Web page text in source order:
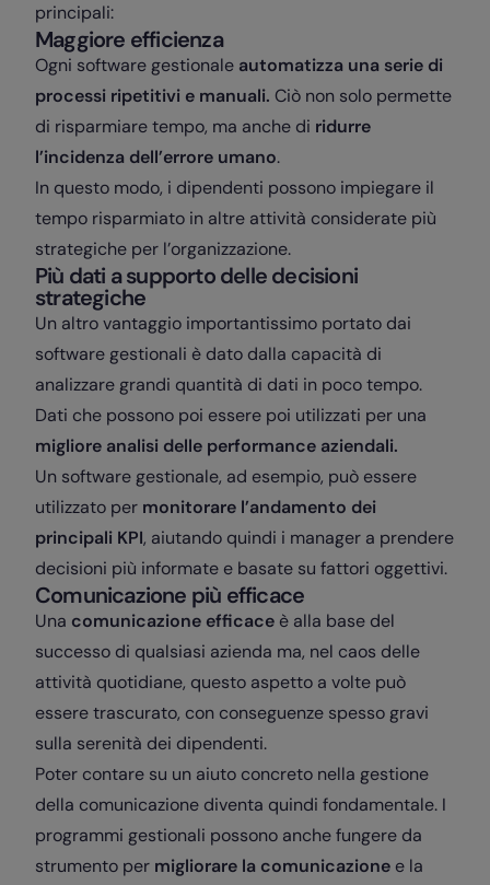
principali:
Maggiore efficienza
Ogni software gestionale automatizza una serie di
processi ripetitivi e manuali. Ciò non solo permette
di risparmiare tempo, ma anche di ridurre
l’incidenza dell’errore umano.
In questo modo, i dipendenti possono impiegare il
tempo risparmiato in altre attività considerate più
strategiche per l’organizzazione.
Più dati a supporto delle decisioni
strategiche
Un altro vantaggio importantissimo portato dai
software gestionali è dato dalla capacità di
analizzare grandi quantità di dati in poco tempo.
Dati che possono poi essere poi utilizzati per una
migliore analisi delle performance aziendali.
Un software gestionale, ad esempio, può essere
utilizzato per monitorare l’andamento dei
principali KPI, aiutando quindi i manager a prendere
decisioni più informate e basate su fattori oggettivi.
Comunicazione più efficace
Una comunicazione efficace è alla base del
successo di qualsiasi azienda ma, nel caos delle
attività quotidiane, questo aspetto a volte può
essere trascurato, con conseguenze spesso gravi
sulla serenità dei dipendenti.
Poter contare su un aiuto concreto nella gestione
della comunicazione diventa quindi fondamentale. I
programmi gestionali possono anche fungere da
strumento per migliorare la comunicazione e la